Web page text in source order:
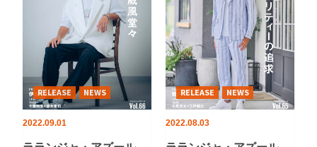
RELEASE NEWS
2022.09.01
RELEASE NEWS
2022.08.03